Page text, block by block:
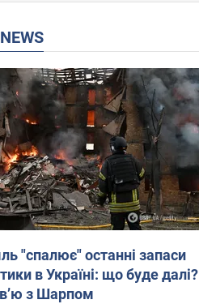
NEWS
"спалює" останні запаси
в Україні: що буде далі?
з Шарпом